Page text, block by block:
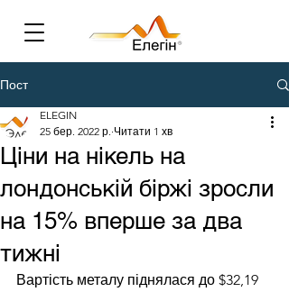
Пост
Ціни на нікель на
лондонській біржі зросли
на 15% вперше за два
тижні
ELEGIN
25 бер. 2022 р. Читати 1 хв
Вартість металу піднялася до $32,19